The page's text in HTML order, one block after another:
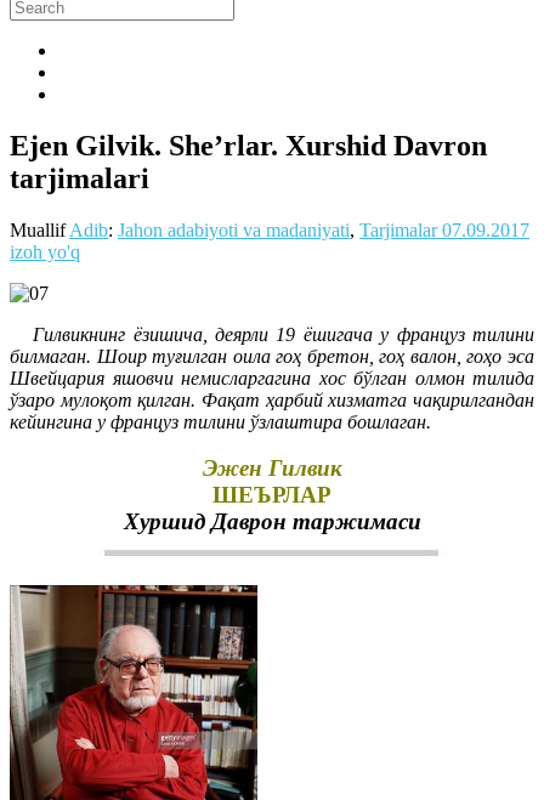
Ejen Gilvik. She’rlar. Xurshid Davron
tarjimalari
MuallifAdib: Jahon adabiyoti va madaniyati, Tarjimalar 07.09.2017
izoh yo'q
Гилвикнинг ёзишича, деярли 19 ёшигача у француз тилини
билмаган. Шоир туғилган оила гоҳ бретон, гоҳ валон, гоҳо эса
Швейцария яшовчи немисларгагина хос бўлган олмон тилида
ўзаро мулоқот қилган. Фақат ҳарбий хизматга чақирилгандан
кейингина у француз тилини ўзлаштира бошлаган.
Эжен Гилвик
ШЕЪРЛАР
Хуршид Даврон таржимаси